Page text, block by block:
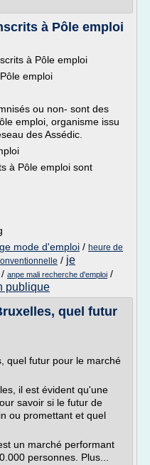
à Pôle emploi
à Pôle emploi
emploi
ou non- sont des
emploi, organisme issu
des Assédic.
à Pôle emploi sont
mode d'emploi / heure de
/ je
/ anpe mali recherche d'emploi /
publique
quel futur
quel futur pour le marché
il est évident qu'une
savoir si le futur de
ou promettant et quel
un marché performant
personnes. Plus...